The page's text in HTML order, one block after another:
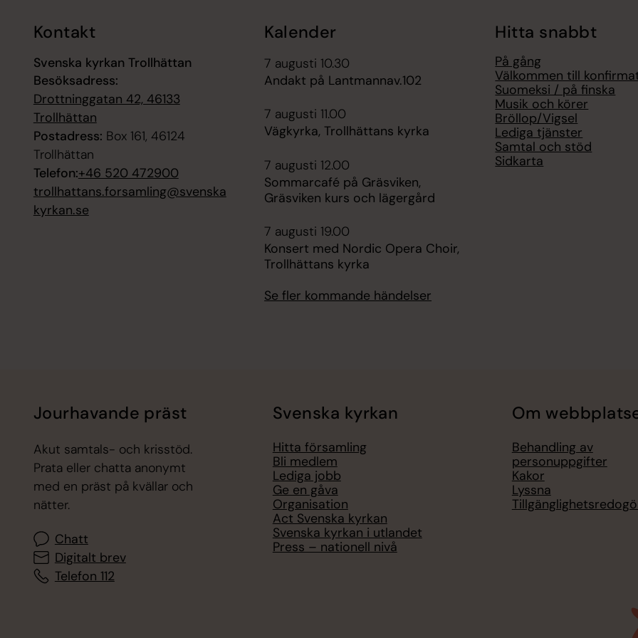
Kontakt
Svenska kyrkan Trollhättan
Besöksadress:
Drottninggatan 42, 46133
Trollhättan
Postadress: Box 161, 46124
Trollhättan
Telefon:+46 520 472900
trollhattans.forsamling@svenska
kyrkan.se
Kalender
7 augusti 10.30
Andakt på Lantmannav.102
7 augusti 11.00
Vägkyrka, Trollhättans kyrka
7 augusti 12.00
Sommarcafé på Gräsviken,
Gräsviken kurs och lägergård
7 augusti 19.00
Konsert med Nordic Opera Choir,
Trollhättans kyrka
Se fler kommande händelser
Hitta snabbt
På gång
Välkommen till
Suomeksi / på finska
Musik och körer
Bröllop/Vigsel
Lediga tjänster
Samtal och stöd
Sidkarta
Jourhavande präst
Akut samtals- och krisstöd.
Prata eller chatta anonymt
med en präst på kvällar och
nätter.
Chatt
Digitalt brev
Telefon 112
Svenska kyrkan
Hitta församling
Bli medlem
Lediga jobb
Ge en gåva
Organisation
Act Svenska kyrkan
Svenska kyrkan i utlandet
Press – nationell nivå
Om
Behandling av
personuppgifter
Kakor
Lyssna